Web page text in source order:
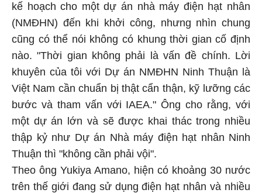
kế hoạch cho một dự án nhà máy điện hạt nhân
(NMĐHN) đến khi khởi công, nhưng nhìn chung
cũng có thể nói không có khung thời gian cố định
nào. "Thời gian không phải là vấn đề chính. Lời
khuyên của tôi với Dự án NMĐHN Ninh Thuận là
Việt Nam cần chuẩn bị thật cẩn thận, kỹ lưỡng các
bước và tham vấn với IAEA." Ông cho rằng, với
một dự án lớn và sẽ được khai thác trong nhiều
thập kỷ như Dự án Nhà máy điện hạt nhân Ninh
Thuận thì "không cần phải vội".
Theo ông Yukiya Amano, hiện có khoảng 30 nước
trên thế giới đang sử dụng điện hạt nhân và nhiều